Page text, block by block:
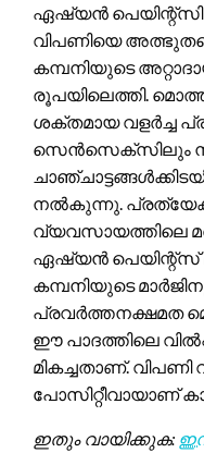
ഏഷ്യൻ
വിപണിയെ
കമ്പനിയുടെ
രൂപയിലെത്തി.
ശക്തമായ വളർച്ച
സെൻസെക്സിലും
നൽകുന്നു.
വ്യവസായത്തിലെ
ഏഷ്യൻ പെയിന്റ്സ്
കമ്പനിയുടെ
പ്രവർത്തനക്ഷമത
ഈ പാദത്തിലെ
മികച്ചതാണ്.
പോസിറ്റീവായാണ്
ഇതും വായിക്കുക: